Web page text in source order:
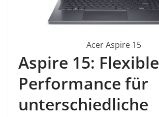
Acer Aspire 15
Aspire 15: Flexible
Performance für
unterschiedliche